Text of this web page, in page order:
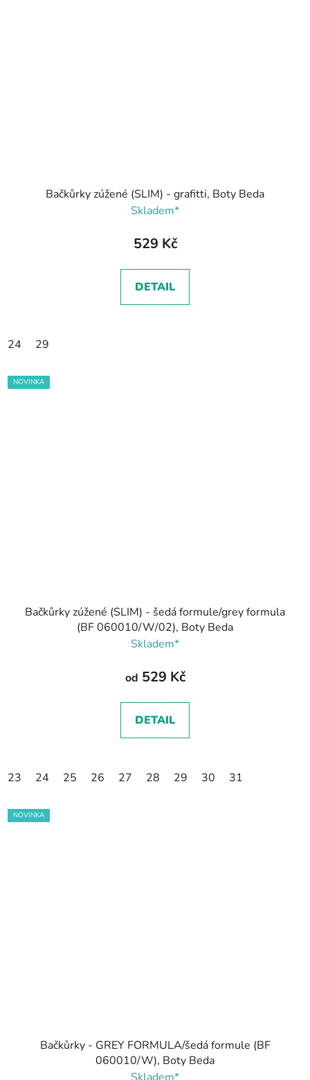
Bačkůrky zúžené (SLIM) - grafitti, Boty Beda
Skladem*
529 Kč
DETAIL
24 29
NOVINKA
Bačkůrky zúžené (SLIM) - šedá formule/grey formula
(BF 060010/W/02), Boty Beda
Skladem*
od 529 Kč
DETAIL
23 24 25 26 27 28 29 30 31
NOVINKA
Bačkůrky - GREY FORMULA/šedá formule (BF
060010/W), Boty Beda